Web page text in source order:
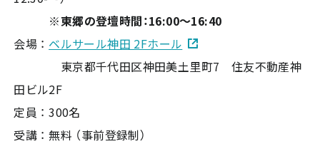
※東郷の登壇時間：16:00～16:40
会場 ： ベルサール神田 2Fホール
東京都千代田区神田美土里町7 住友不動産神
田ビル2F
定員 ： 300名
受講 ： 無料 （事前登録制）